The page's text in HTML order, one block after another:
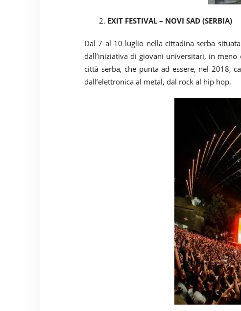
2. EXIT FESTIVAL – NOVI SAD (SERBIA)
Dal 7 al 10 luglio nella cittadina serba
dall’iniziativa di giovani universitari, in
città serba, che punta ad essere, nel 2018,
dall’elettronica al metal, dal rock al hip hop.